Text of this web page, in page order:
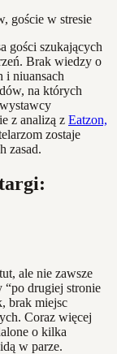
gości szukających
Brak wiedzy o
i niuansach
na których
z analizą z Eatzon,
zostaje
zasad.
ale nie zawsze
“po drugiej stronie
brak miejsc
Coraz więcej
o kilka
w parze.